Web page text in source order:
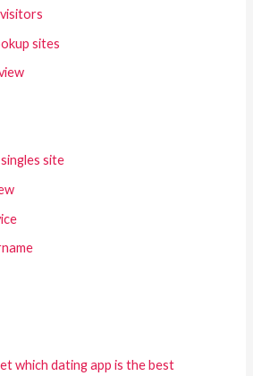
sites
site
which dating app is the best